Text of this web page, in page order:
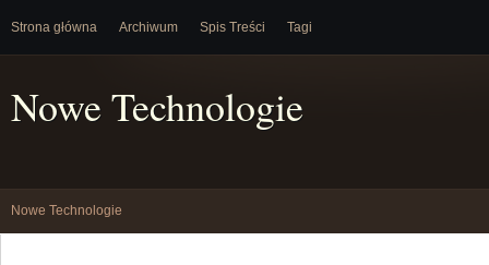
Strona główna Archiwum Spis Treści Tagi
Nowe Technologie
Nowe Technologie